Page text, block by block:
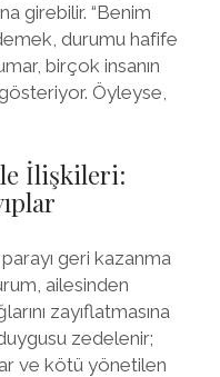
girebilir. “Benim
durumu hafife
birçok insanın
Öyleyse,
İlişkileri:
geri kazanma
ailesinden
zayıflatmasına
zedelenir;
ve kötü yönetilen